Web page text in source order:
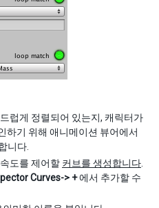
럽게 정렬되어 있는지, 캐릭터가
하기 위해 애니메이션 뷰어에서
니다.
도를 제어할 커브를 생성합니다
Curves-> +에서 추가할 수